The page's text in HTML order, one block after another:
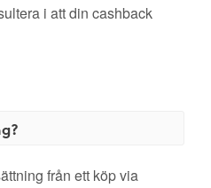
i att din cashback
från ett köp via